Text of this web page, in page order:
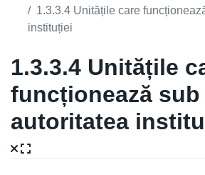
1.3.3.4 Unitățile care
instituției
1.3.3.4 Unitățile
funcționează sub
autoritatea